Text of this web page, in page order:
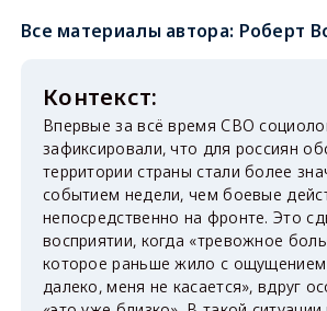
Все материалы автора: Роберт
Впервые за всё время СВО
зафиксировали, что для россиян
территории страны стали более
событием недели, чем боевые
непосредственно на фронте. Это
восприятии, когда «тревожное
которое раньше жило с ощущением
далеко, меня не касается», вдруг